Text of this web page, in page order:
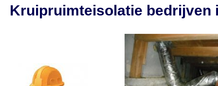
Kruipruimteisolatie bedrijven